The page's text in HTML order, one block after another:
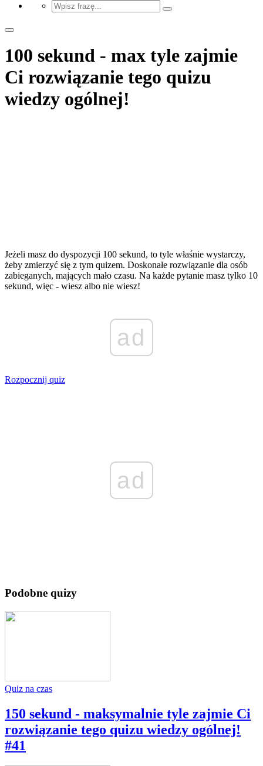
100 sekund - max tyle zajmie
Ci rozwiązanie tego quizu
wiedzy ogólnej!
Jeżeli masz do dyspozycji 100 sekund, to tyle właśnie wystarczy,
żeby zmierzyć się z tym quizem. Doskonałe rozwiązanie dla osób
zabieganych, mających mało czasu. Na każde pytanie masz tylko 10
sekund, więc - wiesz albo nie wiesz!
ad
Rozpocznij quiz
ad
Podobne quizy
Quiz na czas
150 sekund - maksymalnie tyle zajmie Ci
rozwiązanie tego quizu wiedzy ogólnej!
#41